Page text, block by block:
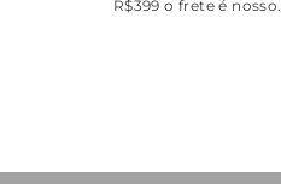
R$399 o frete é nosso.